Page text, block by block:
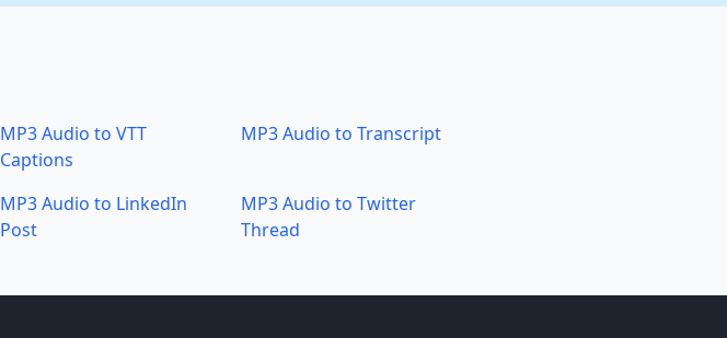
MP3 Audio to VTT
Captions
MP3 Audio to Transcript
MP3 Audio to LinkedIn
Post
MP3 Audio to Twitter
Thread